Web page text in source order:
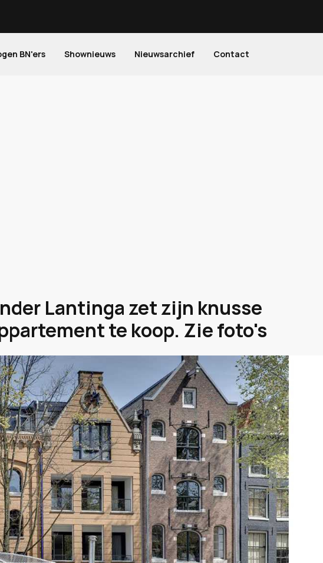
BN'ers Shownieuws Nieuwsarchief Contact
Lantinga zet zijn knusse
te koop. Zie foto's